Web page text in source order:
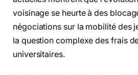
voisinage se heurte à des
négociations sur la mobilité des
la question complexe des frais
universitaires.